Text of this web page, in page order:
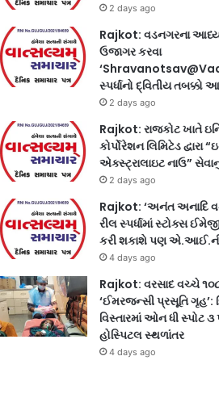
2 days ago
Rajkot: વડનગરના
ઉજાગર કરવા
સ્પર્ધાનો દ્વિતીય
2 days ago
Rajkot: રાજકોટ ખાતે
કોર્પોરેશન લિમિટેડ દ્વારા
એક્સ્ટ્રાલાઇટ નાઉ”
2 days ago
Rajkot: ‘અનંત અનાદિ
રીલ સ્પર્ધામાં સ્ટોક્સ
કરી શકાશે પણ
4 days ago
Rajkot: વરસાદ વચ્ચે
‘ઈમરજન્સી પ્રસૂતિ ગૃહ’:
વિસ્તારમાં ઓન ધી સ્પોટ
હોસ્પિટલ સ્થળાંતર
4 days ago